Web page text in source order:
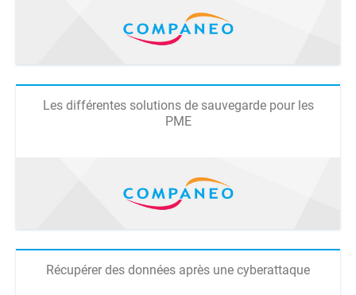
Les différentes solutions de sauvegarde pour les
PME
Récupérer des données après une cyberattaque